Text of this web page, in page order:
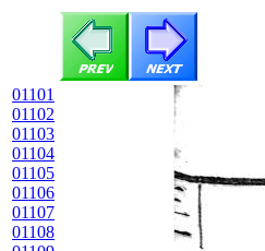
01101
01102
01103
01104
01105
01106
01107
01108